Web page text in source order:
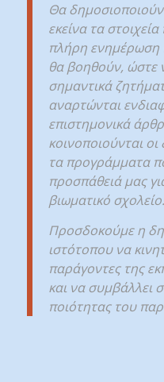
Θα
εκείνα τα
πλήρη ενημέρωση
θα βοηθούν, ώστε
σημαντικά
αναρτώνται
επιστημονικά
κοινοποιούνται
τα προγράμματα
προσπάθειά μας
βιωματικό σχολείο.
Προσδοκούμε η
ιστότοπου να
παράγοντες της
και να συμβάλλει
ποιότητας του